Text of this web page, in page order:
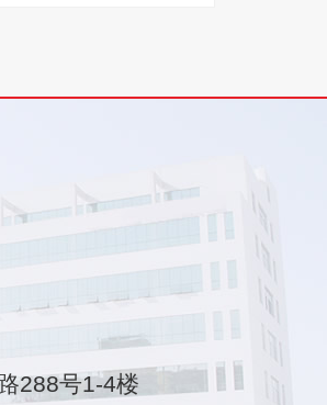
288号1-4楼